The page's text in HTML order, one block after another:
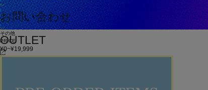
お問い合わせ
OUTLET
その他
PRICE
¥0~¥19,999
¥20,000~¥49,999